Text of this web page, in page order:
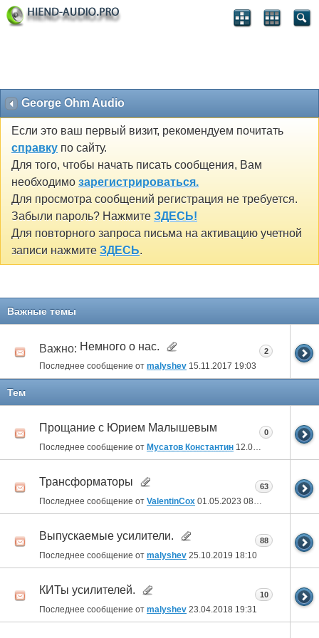
George Ohm Audio
Если это ваш первый визит, рекомендуем почитать
справку по сайту.
Для того, чтобы начать писать сообщения, Вам
необходимо зарегистрироваться.
Для просмотра сообщений регистрация не требуется.
Забыли пароль? Нажмите ЗДЕСЬ!
Для повторного запроса письма на активацию учетной
записи нажмите ЗДЕСЬ.
Важные темы
Важно: Немного о нас.
Последнее сообщение от malyshev 15.11.2017 19:03
2
Тем
Прощание с Юрием Малышевым
Последнее сообщение от Мусатов Константин 12.08.2023 18:27
0
Трансформаторы
Последнее сообщение от ValentinCox 01.05.2023 08:59
63
Выпускаемые усилители.
Последнее сообщение от malyshev 25.10.2019 18:10
88
КИТы усилителей.
Последнее сообщение от malyshev 23.04.2018 19:31
10